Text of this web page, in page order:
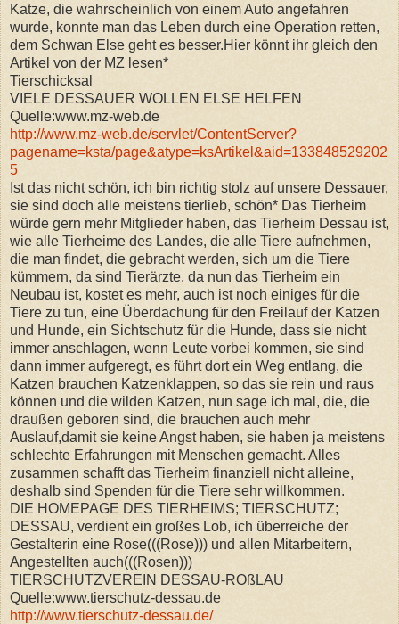
Katze, die wahrscheinlich von einem Auto angefahren
wurde, konnte man das Leben durch eine Operation retten,
dem Schwan Else geht es besser.Hier könnt ihr gleich den
Artikel von der MZ lesen*
Tierschicksal
VIELE DESSAUER WOLLEN ELSE HELFEN
Quelle:www.mz-web.de
http://www.mz-web.de/servlet/ContentServer?
pagename=ksta/page&atype=ksArtikel&aid=133848529202
5
Ist das nicht schön, ich bin richtig stolz auf unsere Dessauer,
sie sind doch alle meistens tierlieb, schön* Das Tierheim
würde gern mehr Mitglieder haben, das Tierheim Dessau ist,
wie alle Tierheime des Landes, die alle Tiere aufnehmen,
die man findet, die gebracht werden, sich um die Tiere
kümmern, da sind Tierärzte, da nun das Tierheim ein
Neubau ist, kostet es mehr, auch ist noch einiges für die
Tiere zu tun, eine Überdachung für den Freilauf der Katzen
und Hunde, ein Sichtschutz für die Hunde, dass sie nicht
immer anschlagen, wenn Leute vorbei kommen, sie sind
dann immer aufgeregt, es führt dort ein Weg entlang, die
Katzen brauchen Katzenklappen, so das sie rein und raus
können und die wilden Katzen, nun sage ich mal, die, die
draußen geboren sind, die brauchen auch mehr
Auslauf,damit sie keine Angst haben, sie haben ja meistens
schlechte Erfahrungen mit Menschen gemacht. Alles
zusammen schafft das Tierheim finanziell nicht alleine,
deshalb sind Spenden für die Tiere sehr willkommen.
DIE HOMEPAGE DES TIERHEIMS; TIERSCHUTZ;
DESSAU, verdient ein großes Lob, ich überreiche der
Gestalterin eine Rose(((Rose))) und allen Mitarbeitern,
Angestellten auch(((Rosen)))
TIERSCHUTZVEREIN DESSAU-ROßLAU
Quelle:www.tierschutz-dessau.de
http://www.tierschutz-dessau.de/